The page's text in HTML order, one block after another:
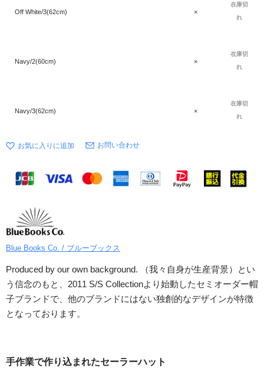
Off White/3(62cm) ×
在庫切
れ
Navy/2(60cm) ×
在庫切
れ
Navy/3(62cm) ×
在庫切
れ
お問い合わせ
Blue Books Co. / ブルーブックス
Produced by our own background. （我々自身が生産背景）とい
う信念のもと、2011 S/S Collectionより始動したセミオーダー帽
子ブランドで、他のブランドにはない独創的なデザインが特徴
となっております。
手作業で作り込まれたセーラーハット